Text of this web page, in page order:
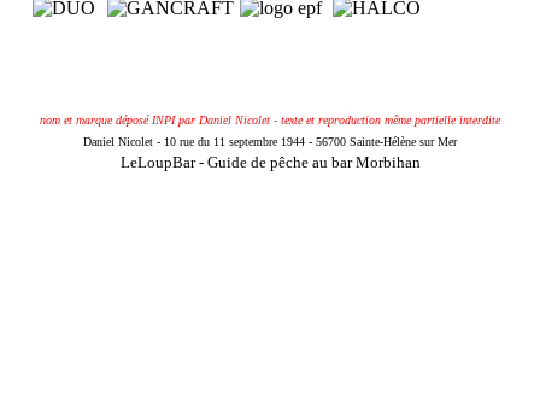
nom et marque déposé INPI par Daniel Nicolet - texte et reproduction même partielle interdite
Daniel Nicolet - 10 rue du 11 septembre 1944 - 56700 Sainte-Hélène sur Mer
LeLoupBar - Guide de pêche au bar Morbihan